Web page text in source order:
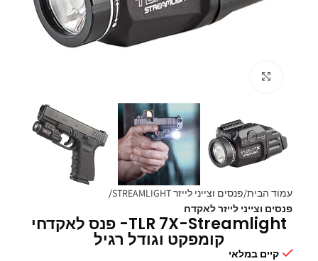
עמוד הבית פנסים וצייני לייזר STREAMLIGHT
פנסים וצייני לייזר לאקדח
TLR 7X-Streamlight- פנס לאקדחי
קומפקט וגודל רגיל
קיים במלאי